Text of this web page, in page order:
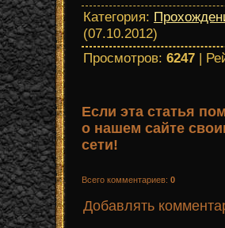
Категория:
(07.10.2012)
Просмотров: 6247 |
Если эта статья
о нашем сайте
сети!
Всего комментариев: 0
Добавлять